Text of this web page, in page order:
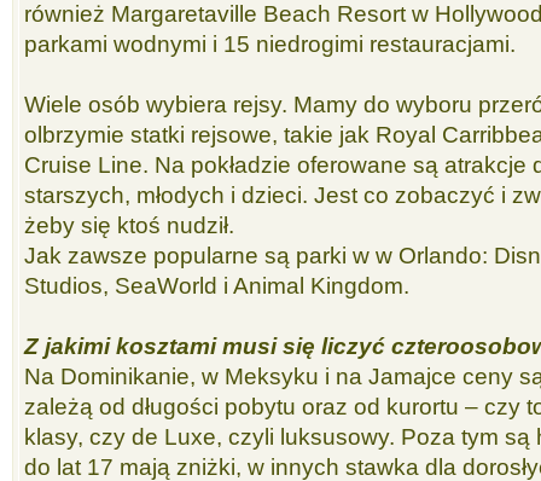
również Margaretaville Beach Resort w
parkami wodnymi i 15 niedrogimi restauracjami.
Wiele osób wybiera rejsy. Mamy do wyboru
olbrzymie statki rejsowe, takie jak Royal
Cruise Line. Na pokładzie oferowane są atrakcje
starszych, młodych i dzieci. Jest co zobaczyć i
żeby się ktoś nudził.
Jak zawsze popularne są parki w w Orlando:
Studios, SeaWorld i Animal Kingdom.
Z jakimi kosztami musi się liczyć
Na Dominikanie, w Meksyku i na Jamajce ceny
zależą od długości pobytu oraz od kurortu – czy
klasy, czy de Luxe, czyli luksusowy. Poza tym są
do lat 17 mają zniżki, w innych stawka dla